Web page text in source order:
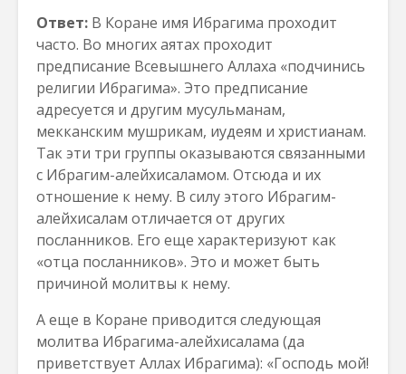
Ответ: В Коране имя Ибрагима проходит
часто. Во многих аятах проходит
предписание Всевышнего Аллаха «подчинись
религии Ибрагима». Это предписание
адресуется и другим мусульманам,
мекканским мушрикам, иудеям и христианам.
Так эти три группы оказываются связанными
с Ибрагим-алейхисаламом. Отсюда и их
отношение к нему. В силу этого Ибрагим-
алейхисалам отличается от других
посланников. Его еще характеризуют как
«отца посланников». Это и может быть
причиной молитвы к нему.
А еще в Коране приводится следующая
молитва Ибрагима-алейхисалама (да
приветствует Аллах Ибрагима): «Господь мой!